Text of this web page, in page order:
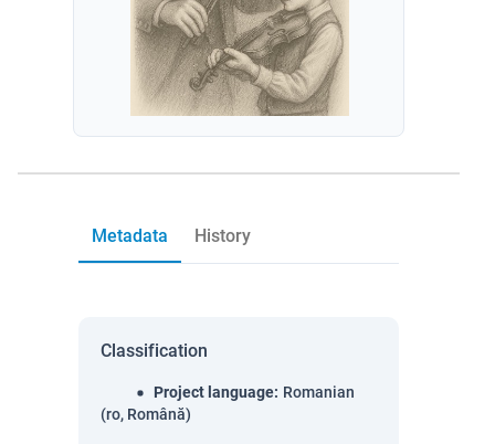
Metadata History
Classification
Project language: Romanian
(ro, Română)